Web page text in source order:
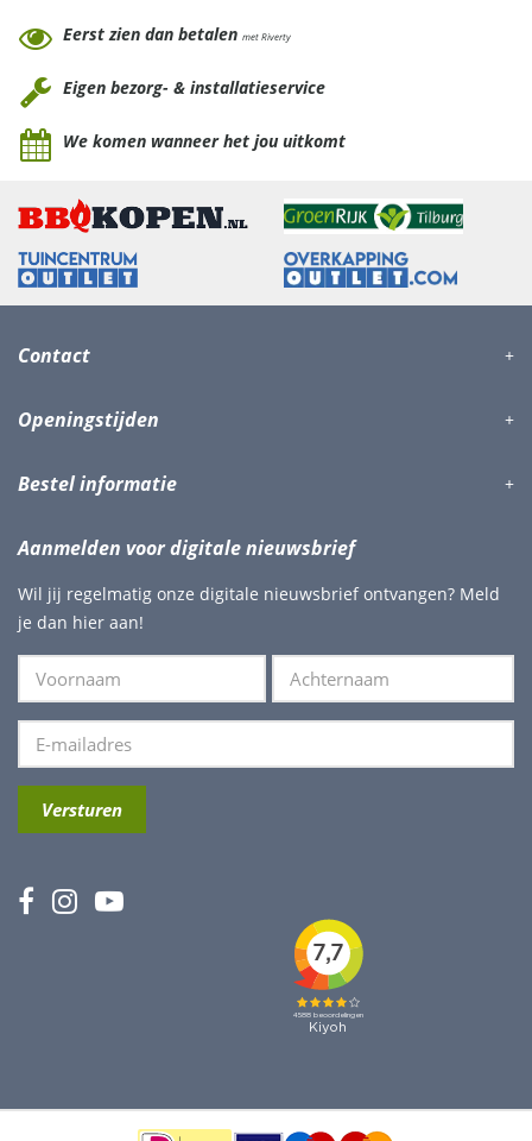
Eerst zien dan betalen met Riverty
Eigen bezorg- & installatieservice
We komen wanneer het jou uitkomt
Contact
Openingstijden
Bestel informatie
Aanmelden voor digitale nieuwsbrief
Wil jij regelmatig onze digitale nieuwsbrief ontvangen? Meld
je dan hier aan!